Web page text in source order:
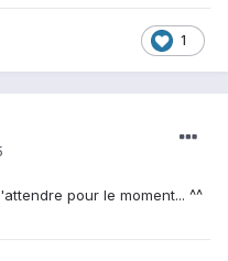
1
pour le moment... ^^